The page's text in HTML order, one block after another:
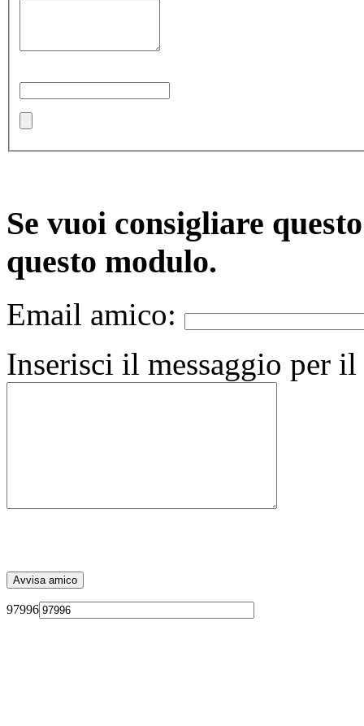
Se vuoi consigliare
questo modulo.
Email amico:
Inserisci il messaggio per
97996